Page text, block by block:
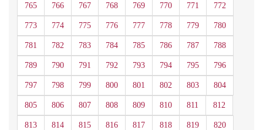
765 766 767 768 769 770 771 772
773 774 775 776 777 778 779 780
781 782 783 784 785 786 787 788
789 790 791 792 793 794 795 796
797 798 799 800 801 802 803 804
805 806 807 808 809 810 811 812
813 814 815 816 817 818 819 820